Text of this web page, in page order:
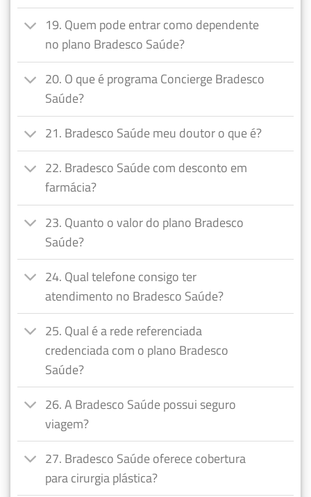
19. Quem pode entrar como dependente
no plano Bradesco Saúde?
20. O que é programa Concierge Bradesco
Saúde?
21. Bradesco Saúde meu doutor o que é?
22. Bradesco Saúde com desconto em
farmácia?
23. Quanto o valor do plano Bradesco
Saúde?
24. Qual telefone consigo ter
atendimento no Bradesco Saúde?
25. Qual é a rede referenciada
credenciada com o plano Bradesco
Saúde?
26. A Bradesco Saúde possui seguro
viagem?
27. Bradesco Saúde oferece cobertura
para cirurgia plástica?